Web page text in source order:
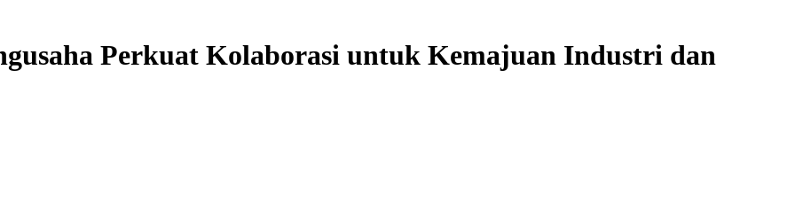
Perkuat Kolaborasi untuk Kemajuan Industri dan